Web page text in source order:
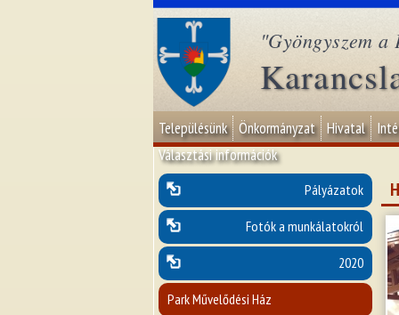
"Gyöngyszem
Településünk Önkormányzat Hivatal
Választási információk
Pályázatok
Fotók a munkálatokról
2020
Park Művelődési Ház